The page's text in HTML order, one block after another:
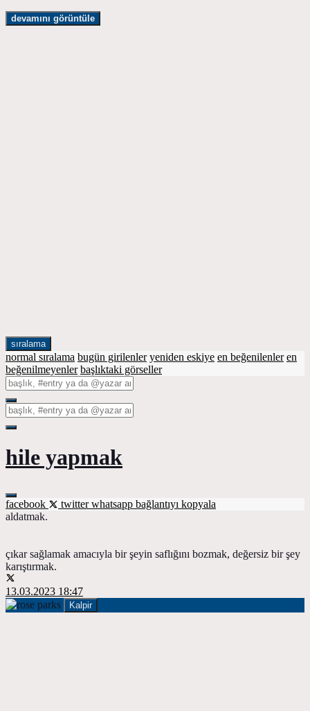
devamını görüntüle
sıralama
normal sıralama bugün girilenler yeniden eskiye en beğenilenler en
beğenilmeyenler başlıktaki görseller
hile yapmak
facebook twitterwhatsapp bağlantıyı kopyala
aldatmak.
çıkar sağlamak amacıyla bir şeyin saflığını bozmak, değersiz bir şey
karıştırmak.
13.03.2023 18:47
Kalpir